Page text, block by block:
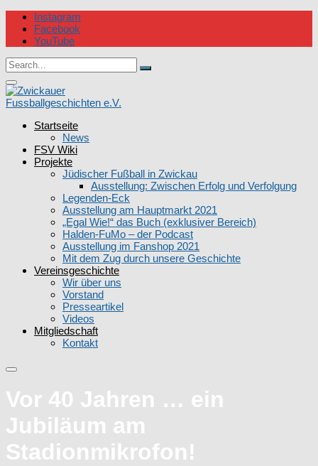
Skip
content
Instagram
Facebook
YouTube
Circular
focus
Search
for:
Search
focus
Zwickauer Fussballgeschichten e.V.
Startseite
News
FSV Wiki
Projekte
Jüdischer Fußball in Zwickau
Ausstellung: Zwischen Erfolg und Verfolgung
Legenden-Eck
Ausstellung am Hauptmarkt 2021
„Egal Wie!“ das Buch (exklusiver Bereich)
Halden-FuMo – der Podcast
Ausstellung im Fanshop 2021
Mit dem Zug durch unsere Geschichte
Vereinsgeschichte
Wir über uns
Vorstand
Presseartikel
Videos
Mitgliedschaft
Kontakt
Vor 40 Jahren … ein
Jubiläum am
Stadionmikrofon!